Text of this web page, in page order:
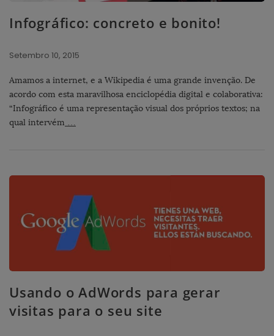
Infográfico: concreto e bonito!
Setembro 10, 2015
Amamos a internet, e a Wikipedia é uma grande invenção. De
acordo com esta maravilhosa enciclopédia digital e colaborativa:
“Infográfico é uma representação visual dos próprios textos; na
qual intervém …
Usando o AdWords para gerar
visitas para o seu site